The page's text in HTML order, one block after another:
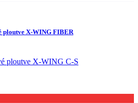
ploutve X-WING FIBER